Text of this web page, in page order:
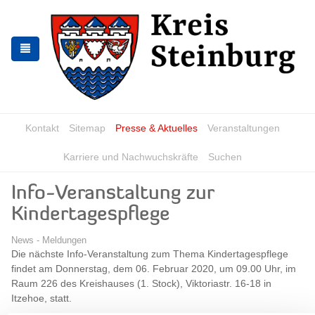
springen
springen
Kontakt Sitemap Presse & Aktuelles Veranstaltungen
Karriere und Nachwuchskräfte Suchen
Info-Veranstaltung zur
Kindertagespflege
News - Meldungen
Die nächste Info-Veranstaltung zum Thema Kindertagespflege
findet am Donnerstag, dem 06. Februar 2020, um 09.00 Uhr, im
Raum 226 des Kreishauses (1. Stock), Viktoriastr. 16-18 in
Itzehoe, statt.